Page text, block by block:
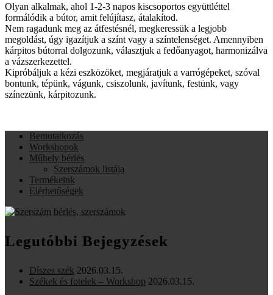
Olyan alkalmak, ahol 1-2-3 napos kiscsoportos együttléttel
formálódik a bútor, amit felújítasz, átalakítod.
Nem ragadunk meg az átfestésnél, megkeressük a legjobb
megoldást, úgy igazítjuk a színt vagy a színtelenséget. Amennyiben
kárpitos bútorral dolgozunk, választjuk a fedőanyagot, harmonizálva
a vázszerkezettel.
Kipróbáljuk a kézi eszközöket, megjáratjuk a varrógépeket, szóval
bontunk, tépünk, vágunk, csiszolunk, javítunk, festünk, vagy
színezünk, kárpitozunk.
Bemutatkozás
Workshopok
Műhely bérlés
Szerszámok listája
Termékeink
Elérhetőségek
Legutóbbi Bejegyzések
Díszes szék 2026.03.15.
Székek és fotelek – Workshop 2026.03.15.